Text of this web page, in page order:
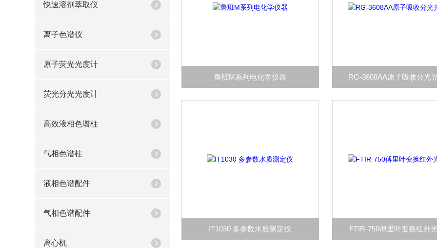
快速溶剂萃取仪
离子色谱仪
原子荧光光度计
荧光分光光度计
高效液相色谱柱
气相色谱柱
液相色谱配件
气相色谱配件
离心机
鲁班M系列电化学仪器 RG-3608AA原子吸收分光
IT1030 多参数水质测定仪 FTIR-750傅里叶变换红外